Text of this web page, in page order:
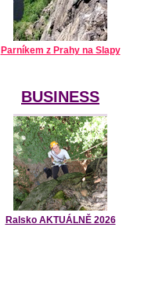
Parníkem z Prahy na Slapy
BUSINESS
Ralsko AKTUÁLNĚ 2026